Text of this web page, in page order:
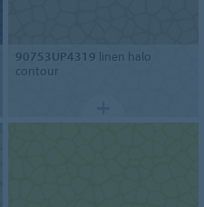
90753UP4319 linen halo
contour